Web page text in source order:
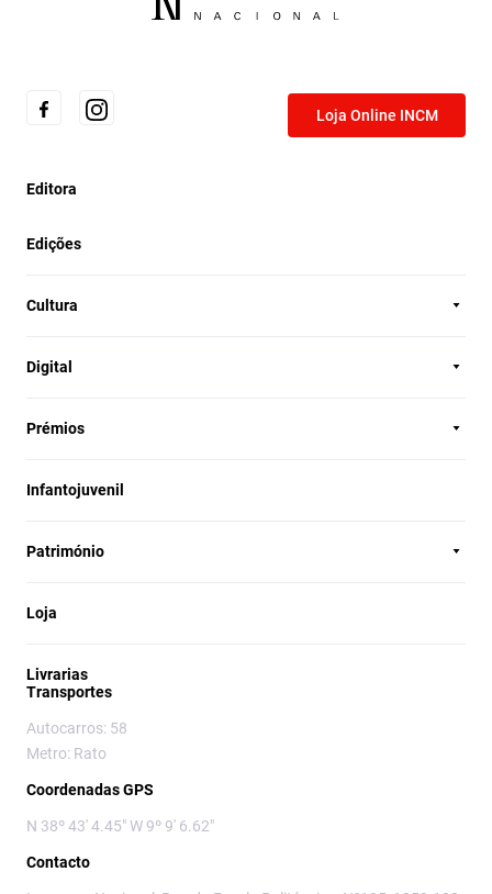
Loja Online INCM
Editora
Edições
Cultura
Digital
Prémios
Infantojuvenil
Património
Loja
Livrarias
Transportes
Autocarros: 58
Metro: Rato
Coordenadas GPS
N 38º 43' 4.45" W 9º 9' 6.62"
Contacto